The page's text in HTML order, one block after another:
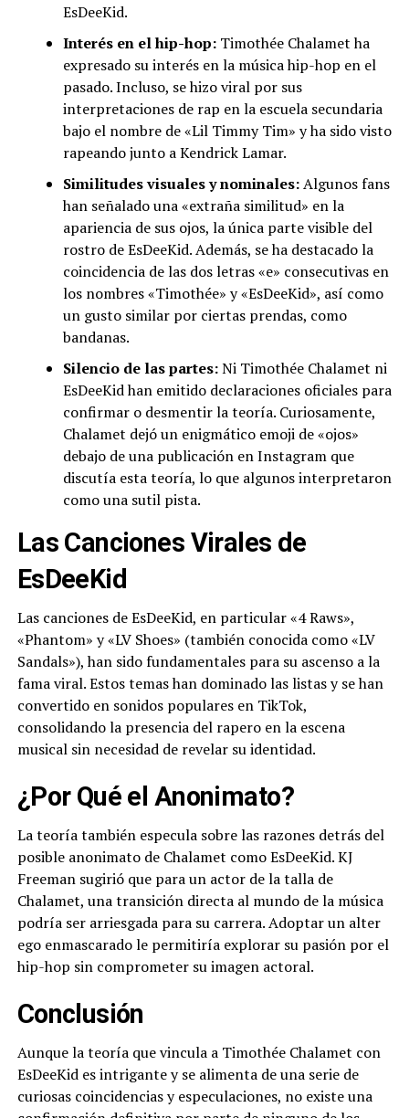
EsDeeKid.
Interés en el hip-hop:Timothée Chalamet ha
expresado su interés en la música hip-hop en el
pasado. Incluso, se hizo viral por sus
interpretaciones de rap en la escuela secundaria
bajo el nombre de «Lil Timmy Tim» y ha sido visto
rapeando junto a Kendrick Lamar.
Similitudes visuales y nominales:Algunos fans
han señalado una «extraña similitud» en la
apariencia de sus ojos, la única parte visible del
rostro de EsDeeKid. Además, se ha destacado la
coincidencia de las dos letras «e» consecutivas en
los nombres «Timothée» y «EsDeeKid», así como
un gusto similar por ciertas prendas, como
bandanas.
Silencio de las partes:Ni Timothée Chalamet ni
EsDeeKid han emitido declaraciones oficiales para
confirmar o desmentir la teoría. Curiosamente,
Chalamet dejó un enigmático emoji de «ojos»
debajo de una publicación en Instagram que
discutía esta teoría, lo que algunos interpretaron
como una sutil pista.
Las Canciones Virales de
EsDeeKid
Las canciones de EsDeeKid, en particular «4 Raws»,
«Phantom» y «LV Shoes» (también conocida como «LV
Sandals»), han sido fundamentales para su ascenso a la
fama viral. Estos temas han dominado las listas y se han
convertido en sonidos populares en TikTok,
consolidando la presencia del rapero en la escena
musical sin necesidad de revelar su identidad.
¿Por Qué el Anonimato?
La teoría también especula sobre las razones detrás del
posible anonimato de Chalamet como EsDeeKid. KJ
Freeman sugirió que para un actor de la talla de
Chalamet, una transición directa al mundo de la música
podría ser arriesgada para su carrera. Adoptar un alter
ego enmascarado le permitiría explorar su pasión por el
hip-hop sin comprometer su imagen actoral.
Conclusión
Aunque la teoría que vincula a Timothée Chalamet con
EsDeeKid es intrigante y se alimenta de una serie de
curiosas coincidencias y especulaciones, no existe una